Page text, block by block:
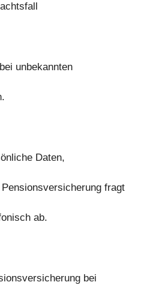
unbekannten
Daten,
fragt
ab.
bei